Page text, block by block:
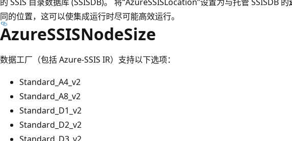
同的位置，这可以使集成运行时尽可能高效运行。
AzureSSISNodeSize
数据工厂（包括 Azure-SSIS IR）支持以下选项：
Standard_A4_v2
Standard_A8_v2
Standard_D1_v2
Standard_D2_v2
Standard_D3_v2